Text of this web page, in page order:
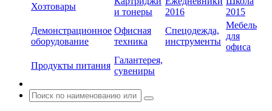
Хозтовары
и тонеры
2016
2015
Демонстрационное
оборудование
Офисная
техника
Спецодежда,
инструменты
Мебель
для
офиса
Продукты питания
Галантерея,
сувениры